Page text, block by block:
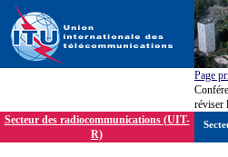
Page
réviser
Secteur des radiocommunications (UIT-
R)